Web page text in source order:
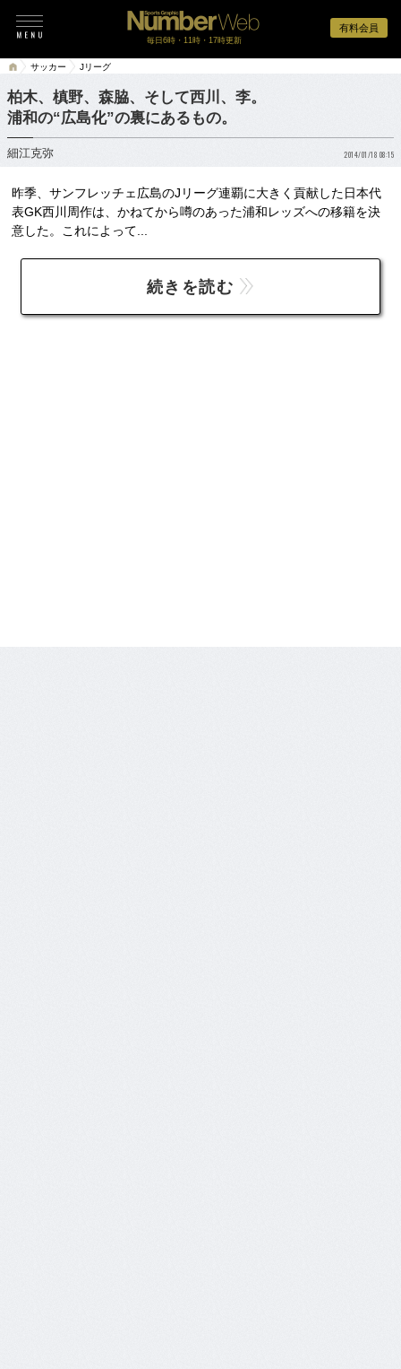
有料会員
毎日6時・11時・17時更新
サッカー Jリーグ
柏木、槙野、森脇、そして西川、李。
浦和の“広島化”の裏にあるもの。
細江克弥 2014/01/18 08:15
昨季、サンフレッチェ広島のJリーグ連覇に大きく貢献した日本代
表GK西川周作は、かねてから噂のあった浦和レッズへの移籍を決
意した。これによって...
続きを読む